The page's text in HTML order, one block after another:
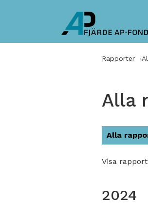
Rapporter
Alla
Alla
Visa
2024